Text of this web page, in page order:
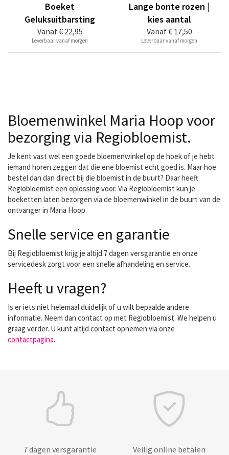
Vanaf€ 22,95
Boeket
Geluksuitbarsting
Leverbaar vanaf morgen
Vanaf€ 17,50
Lange bonte rozen |
kies aantal
Leverbaar vanaf morgen
Bloemenwinkel Maria Hoop voor
bezorging via Regiobloemist.
Je kent vast wel een goede bloemenwinkel op de hoek of je hebt
iemand horen zeggen dat die ene bloemist echt goed is. Maar hoe
bestel dan dan direct bij die bloemist in de buurt? Daar heeft
Regiobloemist een oplossing voor. Via Regiobloemist kun je
boeketten laten bezorgen via de bloemenwinkel in de buurt van de
ontvanger in Maria Hoop.
Snelle service en garantie
Bij Regiobloemist krijg je altijd 7 dagen versgarantie en onze
servicedesk zorgt voor een snelle afhandeling en service.
Heeft u vragen?
Is er iets niet helemaal duidelijk of u wilt bepaalde andere
informatie. Neem dan contact op met Regiobloemist. We helpen u
graag verder. U kunt altijd contact opnemen via onze
contactpagina.
7 dagen versgarantie Veilig online betalen